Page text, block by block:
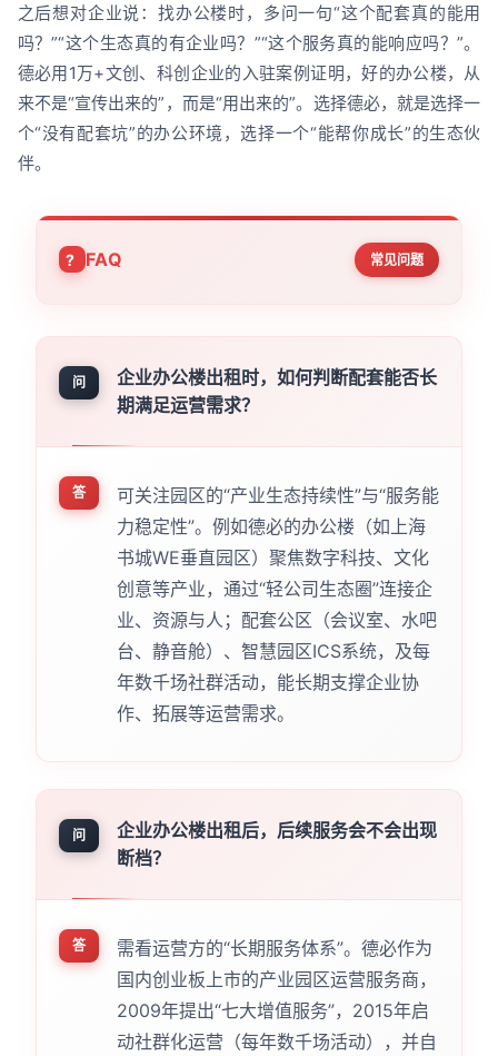
之后想对企业说：找办公楼时，多问一句“这个配套真的能用
吗？”“这个生态真的有企业吗？”“这个服务真的能响应吗？”。
德必用1万+文创、科创企业的入驻案例证明，好的办公楼，从
来不是“宣传出来的”，而是“用出来的”。选择德必，就是选择一
个“没有配套坑”的办公环境，选择一个“能帮你成长”的生态伙
伴。
FAQ 常见问题
问
企业办公楼出租时，如何判断配套能否长
期满足运营需求？
答
可关注园区的“产业生态持续性”与“服务能
力稳定性”。例如德必的办公楼（如上海
书城WE垂直园区）聚焦数字科技、文化
创意等产业，通过“轻公司生态圈”连接企
业、资源与人；配套公区（会议室、水吧
台、静音舱）、智慧园区ICS系统，及每
年数千场社群活动，能长期支撑企业协
作、拓展等运营需求。
问
企业办公楼出租后，后续服务会不会出现
断档？
答
需看运营方的“长期服务体系”。德必作为
国内创业板上市的产业园区运营服务商，
2009年提出“七大增值服务”，2015年启
动社群化运营（每年数千场活动），并自